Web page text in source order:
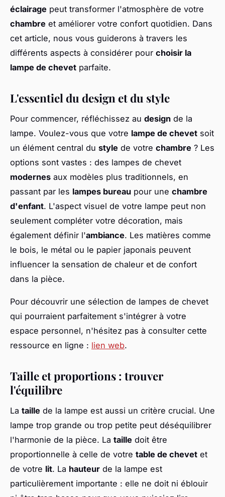
éclairage peut transformer l'atmosphère de votre
chambre et améliorer votre confort quotidien. Dans
cet article, nous vous guiderons à travers les
différents aspects à considérer pour choisir la
lampe de chevet parfaite.
L'essentiel du design et du style
Pour commencer, réfléchissez au design de la
lampe. Voulez-vous que votre lampe de chevet soit
un élément central du style de votre chambre ? Les
options sont vastes : des lampes de chevet
modernes aux modèles plus traditionnels, en
passant par les lampes bureau pour une chambre
d'enfant. L'aspect visuel de votre lampe peut non
seulement compléter votre décoration, mais
également définir l'ambiance. Les matières comme
le bois, le métal ou le papier japonais peuvent
influencer la sensation de chaleur et de confort
dans la pièce.
Pour découvrir une sélection de lampes de chevet
qui pourraient parfaitement s'intégrer à votre
espace personnel, n'hésitez pas à consulter cette
ressource en ligne : lien web.
Taille et proportions : trouver
l'équilibre
La taille de la lampe est aussi un critère crucial. Une
lampe trop grande ou trop petite peut déséquilibrer
l'harmonie de la pièce. La taille doit être
proportionnelle à celle de votre table de chevet et
de votre lit. La hauteur de la lampe est
particulièrement importante : elle ne doit ni éblouir